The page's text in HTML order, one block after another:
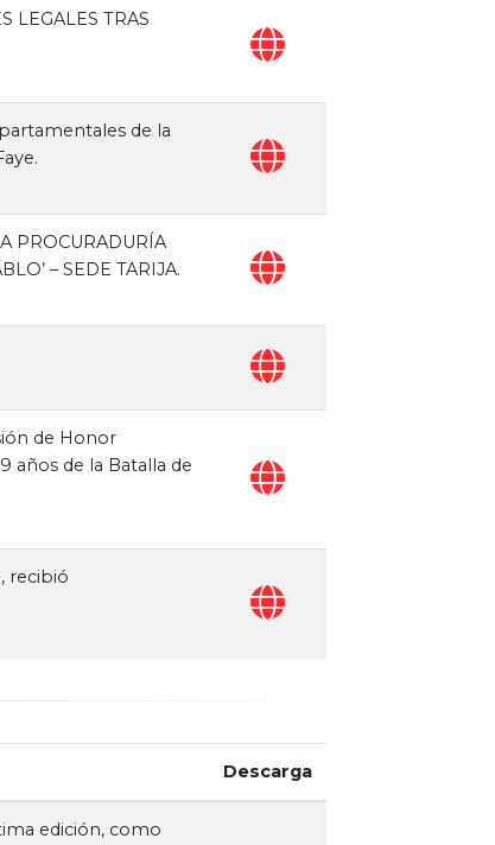
LEGALES TRAS
de la
PROCURADURÍA
– SEDE TARIJA.
de Honor
años de la Batalla de
recibió
Descarga
edición, como